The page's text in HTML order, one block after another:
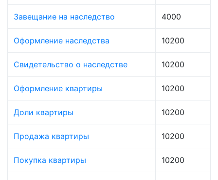
Завещание на наследство 4000
Оформление наследства 10200
Свидетельство о наследстве 10200
Оформление квартиры 10200
Доли квартиры 10200
Продажа квартиры 10200
Покупка квартиры 10200